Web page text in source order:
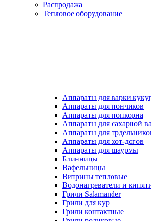
Распродажа
Тепловое оборудование
Аппараты для варки
Аппараты для пончиков
Аппараты для попкорна
Аппараты для сахарной
Аппараты для
Аппараты для хот-догов
Аппараты для шаурмы
Блинницы
Вафельницы
Витрины тепловые
Водонагреватели и
Грили Salamander
Грили для кур
Грили контактные